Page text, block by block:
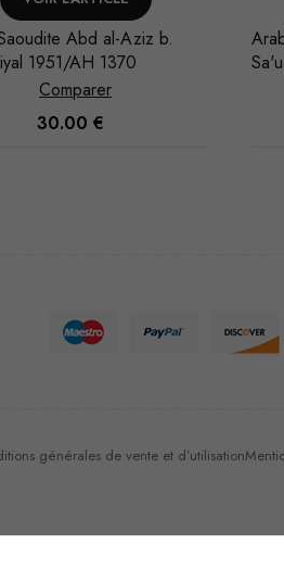
Abd al-Aziz b.
1948/AH 1367
Comparer
35.00 €
générales de vente et d’utilisation